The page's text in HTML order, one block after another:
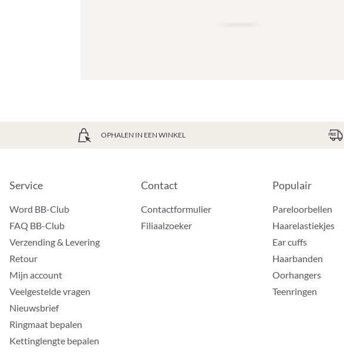
OPHALEN IN EEN WINKEL
Service
Word BB-Club
FAQ BB-Club
Verzending & Levering
Retour
Mijn account
Veelgestelde vragen
Nieuwsbrief
Ringmaat bepalen
Kettinglengte bepalen
Contact
Contactformulier
Filiaalzoeker
Populair
Pareloorbellen
Haarelastiekjes
Ear cuffs
Haarbanden
Oorhangers
Teenringen